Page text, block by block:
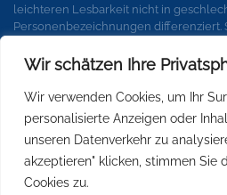
Wir schätzen Ihre
Wir verwenden Cookies, um Ihr
personalisierte Anzeigen oder
unseren Datenverkehr zu
akzeptieren" klicken, stimmen Sie
Cookies zu.
leichteren Lesbarkeit nicht in
Personenbezeichnungen differenziert.
Geschlechter.